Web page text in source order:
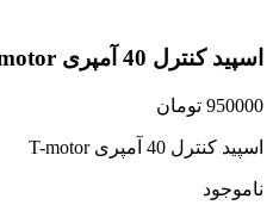
اسپید کنترل 40 آمپری T-motor
950000 تومان
اسپید کنترل 40 آمپری T-motor
ناموجود